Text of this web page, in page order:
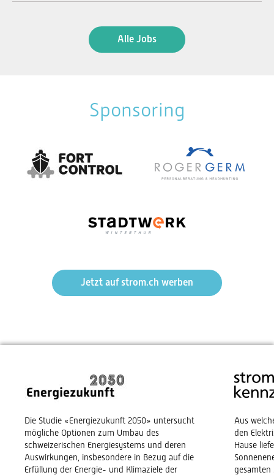
Alle Jobs
Sponsoring
Jetzt auf strom.ch werben
Die Studie «Energiezukunft 2050» untersucht
mögliche Optionen zum Umbau des
schweizerischen Energiesystems und deren
Auswirkungen, insbesondere in Bezug auf die
Erfüllung der Energie- und Klimaziele der
Aus
den
Hause
gesamten